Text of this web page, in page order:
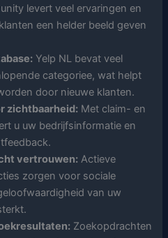
levert veel ervaringen en
een helder beeld geven
Yelp NL bevat veel
categoriee, wat helpt
door nieuwe klanten.
zichtbaarheid: Met claim- en
u uw bedrijfsinformatie en
vertrouwen: Actieve
zorgen voor sociale
van uw
Zoekopdrachten